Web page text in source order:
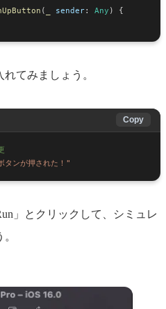
( sender: Any ) {
てみましょう。
Copy
タンが押された！"
」とクリックして、シミュレ